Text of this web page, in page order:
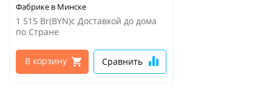
Фабрике в Минске
1 515 Br(BYN)с Доставкой до дома
по Стране
В корзину Сравнить